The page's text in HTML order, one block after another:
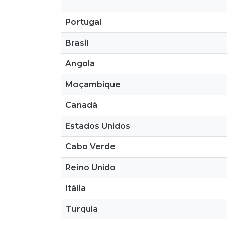
Portugal
Brasil
Angola
Moçambique
Canadá
Estados Unidos
Cabo Verde
Reino Unido
Itália
Turquia